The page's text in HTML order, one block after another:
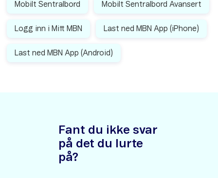
Mobilt Sentralbord Mobilt Sentralbord Avansert
Logg inn i Mitt MBN Last ned MBN App (iPhone)
Last ned MBN App (Android)
Fant du ikke svar
på det du lurte
på?